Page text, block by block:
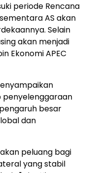
periode Rencana
AS akan
Selain
akan menjadi
Ekonomi APEC
besar
dan
peluang bagi
yang stabil